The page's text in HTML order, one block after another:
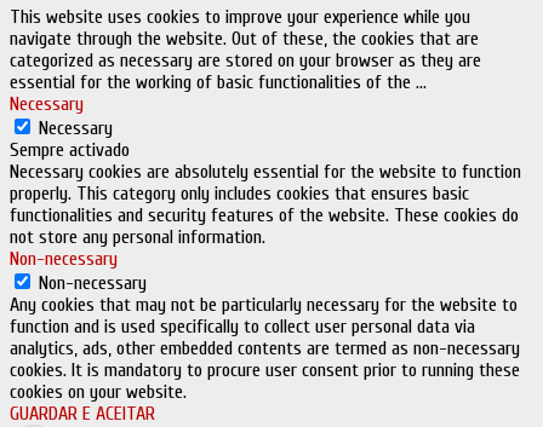
This website uses cookies to improve your experience while you
navigate through the website. Out of these, the cookies that are
categorized as necessary are stored on your browser as they are
essential for the working of basic functionalities of the ...
Necessary
Necessary
Sempre activado
Necessary cookies are absolutely essential for the website to function
properly. This category only includes cookies that ensures basic
functionalities and security features of the website. These cookies do
not store any personal information.
Non-necessary
Non-necessary
Any cookies that may not be particularly necessary for the website to
function and is used specifically to collect user personal data via
analytics, ads, other embedded contents are termed as non-necessary
cookies. It is mandatory to procure user consent prior to running these
cookies on your website.
GUARDAR E ACEITAR